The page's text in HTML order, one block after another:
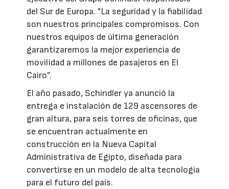
del Sur de Europa. "La seguridad y la fiabilidad
son nuestros principales compromisos. Con
nuestros equipos de última generación
garantizaremos la mejor experiencia de
movilidad a millones de pasajeros en El
Cairo”.
El año pasado, Schindler ya anunció la
entrega e instalación de 129 ascensores de
gran altura, para seis torres de oficinas, que
se encuentran actualmente en
construcción en la Nueva Capital
Administrativa de Egipto, diseñada para
convertirse en un modelo de alta tecnología
para el futuro del país.